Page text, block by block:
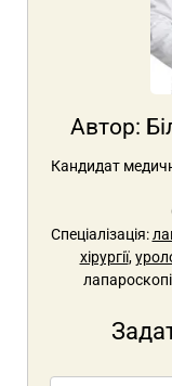
Автор:
Кандидат
Спеціалізація:
хірургії,